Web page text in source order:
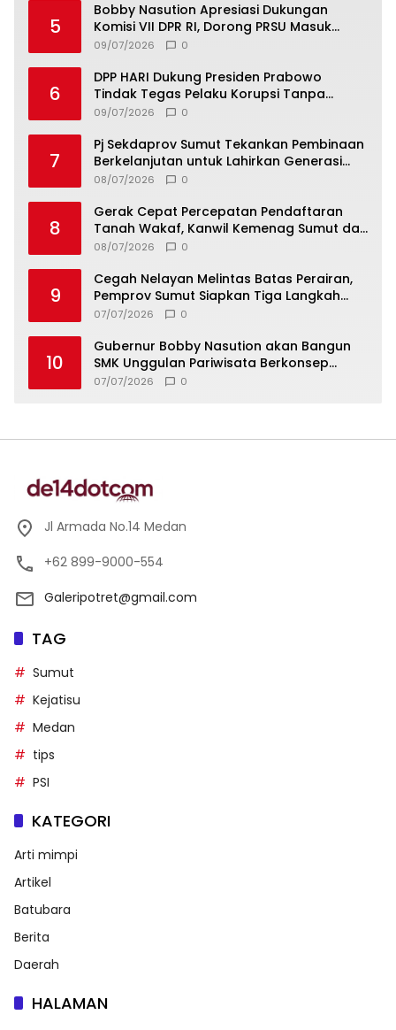
5
Bobby Nasution Apresiasi Dukungan
Komisi VII DPR RI, Dorong PRSU Masuk
Kalender Event Nasional
09/07/2026 0
6
DPP HARI Dukung Presiden Prabowo
Tindak Tegas Pelaku Korupsi Tanpa
Tebang Pilih
09/07/2026 0
7
Pj Sekdaprov Sumut Tekankan Pembinaan
Berkelanjutan untuk Lahirkan Generasi
Qurani Berkarakter
08/07/2026 0
8
Gerak Cepat Percepatan Pendaftaran
Tanah Wakaf, Kanwil Kemenag Sumut dan
Lintas Instansi Bahas Draf MoU
08/07/2026 0
9
Cegah Nelayan Melintas Batas Perairan,
Pemprov Sumut Siapkan Tiga Langkah
Strategis
07/07/2026 0
10
Gubernur Bobby Nasution akan Bangun
SMK Unggulan Pariwisata Berkonsep
Boarding School di Samosir
07/07/2026 0
Jl Armada No.14 Medan
+62 899-9000-554
Galeripotret@gmail.com
TAG
Sumut
Kejatisu
Medan
tips
PSI
KATEGORI
Arti mimpi
Artikel
Batubara
Berita
Daerah
HALAMAN